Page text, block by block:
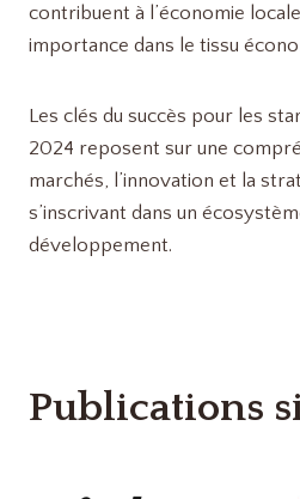
contribuent à l’économie
importance dans le tissu
Les clés du succès pour les
2024 reposent sur une
marchés, l’innovation et la
s’inscrivant dans un
développement.
Publications